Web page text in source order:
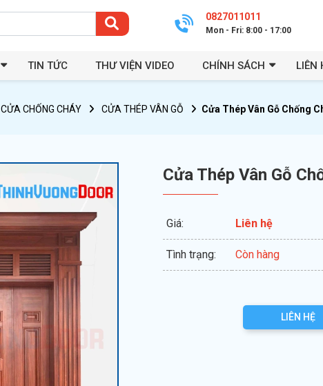
0827011011
Mon - Fri: 8:00 - 17:00
TIN TỨC THƯ VIỆN VIDEO CHÍNH SÁCH LIÊN
CỬA CHỐNG CHÁY CỬA THÉP VÂN GỖ Cửa Thép Vân Gỗ Chống
Cửa Thép Vân Gỗ
Giá: Liên hệ
Tình trạng: Còn hàng
LIÊN HỆ